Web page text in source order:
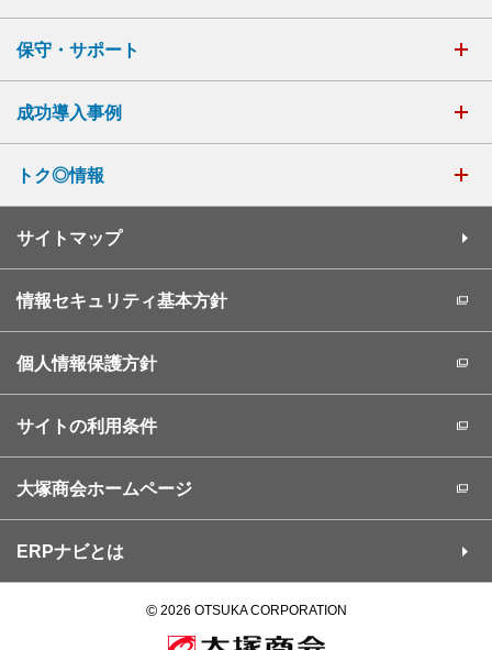
保守・サポート
成功導入事例
トク◎情報
サイトマップ
情報セキュリティ基本方針
個人情報保護方針
サイトの利用条件
大塚商会ホームページ
ERPナビとは
©2026 OTSUKA CORPORATION